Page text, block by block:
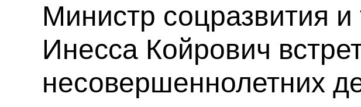
Министр соцразвития и
Инесса Койрович
несовершеннолетних